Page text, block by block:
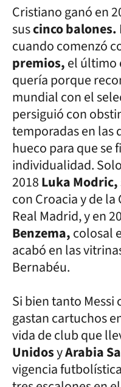
Cristiano ganó en
suscinco balones.
cuando comenzó
premios,el último
quería porque
mundial con el
persiguió con
temporadas en las
hueco para que se
individualidad.
2018Luka Modric,
con Croacia y de
Real Madrid, y en
Benzema,colosal
acabó en las
Bernabéu.
Si bien tanto
gastan cartuchos
vida de club que
UnidosyArabia
vigencia